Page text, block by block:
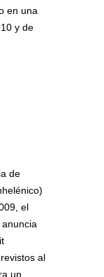
en una
y de
de
el
al
un